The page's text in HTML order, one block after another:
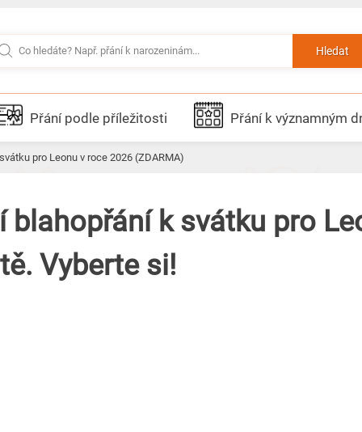
Hledat
Přání podle příležitosti Přání k významným
pro Leonu v roce 2026 (ZDARMA)
blahopřání k svátku pro
Vyberte si!